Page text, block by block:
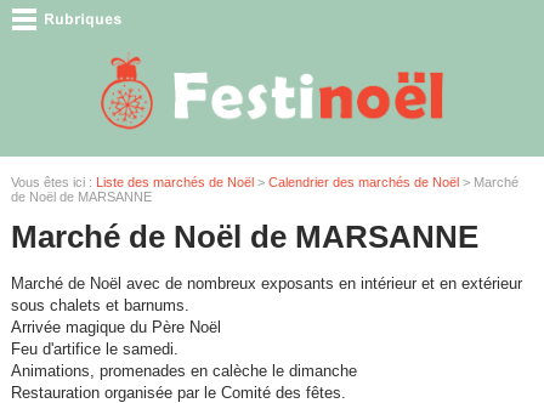
Vous êtes ici : Liste des marchés de Noël> Calendrier des marchés de Noël> Marché
de Noël de MARSANNE
Marché de Noël de MARSANNE
Marché de Noël avec de nombreux exposants en intérieur et en extérieur
sous chalets et barnums.
Arrivée magique du Père Noël
Feu d'artifice le samedi.
Animations, promenades en calèche le dimanche
Restauration organisée par le Comité des fêtes.